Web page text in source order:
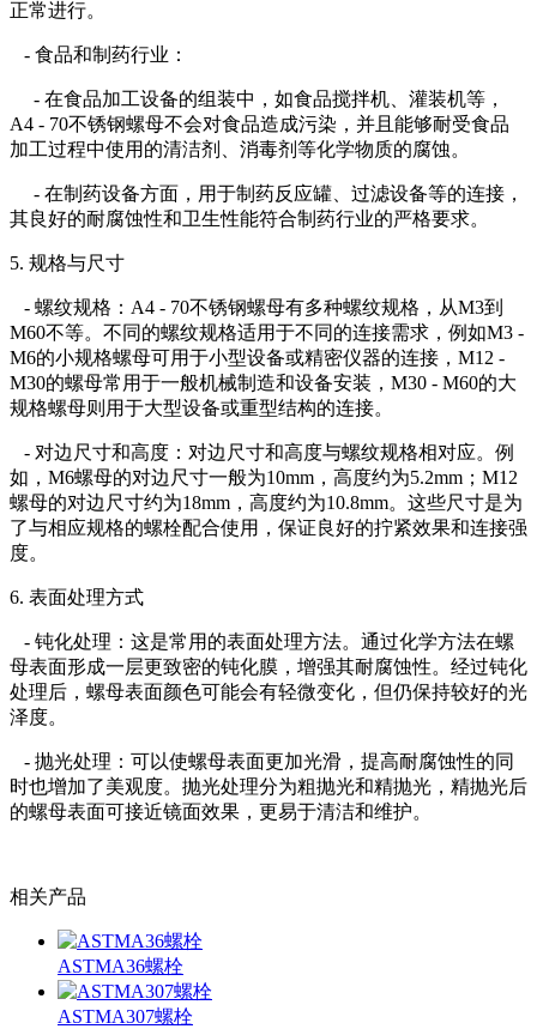
正常进行。
- 食品和制药行业：
- 在食品加工设备的组装中，如食品搅拌机、灌装机等，
A4 - 70不锈钢螺母不会对食品造成污染，并且能够耐受食品
加工过程中使用的清洁剂、消毒剂等化学物质的腐蚀。
- 在制药设备方面，用于制药反应罐、过滤设备等的连接，
其良好的耐腐蚀性和卫生性能符合制药行业的严格要求。
5. 规格与尺寸
- 螺纹规格：A4 - 70不锈钢螺母有多种螺纹规格，从M3到
M60不等。不同的螺纹规格适用于不同的连接需求，例如M3 -
M6的小规格螺母可用于小型设备或精密仪器的连接，M12 -
M30的螺母常用于一般机械制造和设备安装，M30 - M60的大
规格螺母则用于大型设备或重型结构的连接。
- 对边尺寸和高度：对边尺寸和高度与螺纹规格相对应。例
如，M6螺母的对边尺寸一般为10mm，高度约为5.2mm；M12
螺母的对边尺寸约为18mm，高度约为10.8mm。这些尺寸是为
了与相应规格的螺栓配合使用，保证良好的拧紧效果和连接强
度。
6. 表面处理方式
- 钝化处理：这是常用的表面处理方法。通过化学方法在螺
母表面形成一层更致密的钝化膜，增强其耐腐蚀性。经过钝化
处理后，螺母表面颜色可能会有轻微变化，但仍保持较好的光
泽度。
- 抛光处理：可以使螺母表面更加光滑，提高耐腐蚀性的同
时也增加了美观度。抛光处理分为粗抛光和精抛光，精抛光后
的螺母表面可接近镜面效果，更易于清洁和维护。
相关产品
ASTMA36螺栓
ASTMA307螺栓